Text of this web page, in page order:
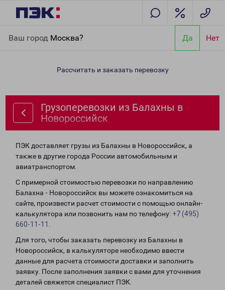
Ваш город Москва? Да Нет
Новороссийск
Рассчитать и заказать перевозку
Грузоперевозки из Балахны в
Новороссийск
ПЭК доставляет грузы из Балахны в Новороссийск, а
также в другие города России автомобильным и
авиатранспортом.
С примерной стоимостью перевозки по направлению
Балахна - Новороссийск вы можете ознакомиться на
сайте, произвести расчет стоимости с помощью онлайн-
калькулятора или позвонить нам по телефону: +7 (495)
660-11-11
Для того, чтобы заказать перевозку из Балахны в
Новороссийск, в калькуляторе необходимо ввести
данные для расчета стоимости доставки и заполнить
заявку. После заполнения заявки с вами для уточнения
деталей свяжется специалист ПЭК.